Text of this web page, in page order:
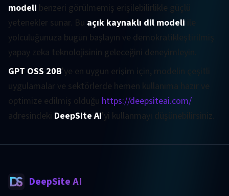
modeli benzeri görülmemiş erişilebilirlikle güçlü
yetenekler sunar. Bu açık kaynaklı dil modeli ile
yolculuğunuza bugün başlayın ve demokratikleştirilmiş
yapay zeka teknolojisinin geleceğini deneyimleyin.
GPT OSS 20B'ye en uygun erişim için, modelin çeşitli
uygulamalar ve sektörlerde hemen kullanıma hazır ve
optimize edilmiş olduğu https://deepsiteai.com/
adresindeki DeepSite AI'yi kullanmayı düşünebilirsiniz.
DeepSite AI